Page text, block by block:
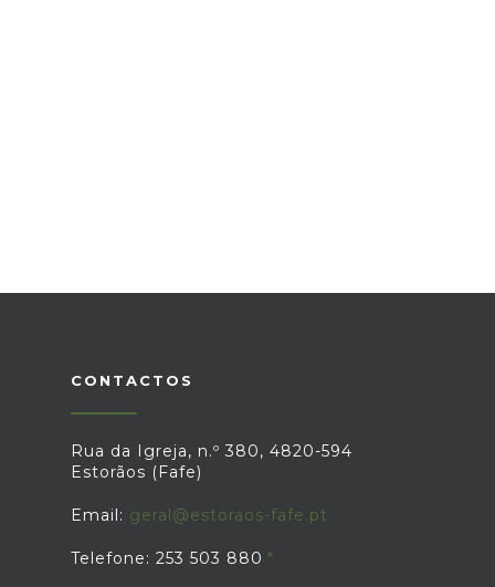
CONTACTOS
Rua da Igreja, n.º 380, 4820-594
Estorãos (Fafe)
Email: geral@estoraos-fafe.pt
Telefone: 253 503 880